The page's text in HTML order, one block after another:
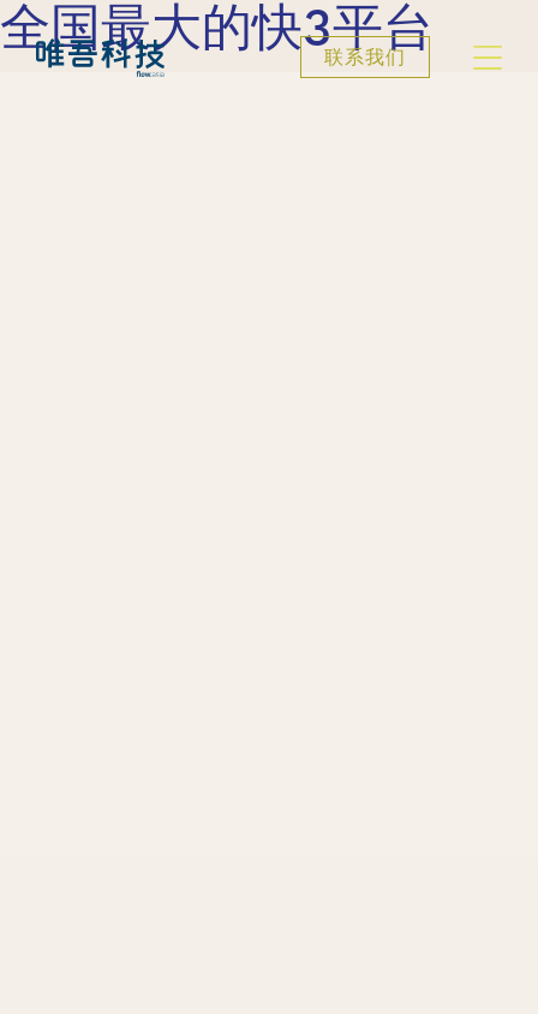
全国最大的快3平台
联系我们